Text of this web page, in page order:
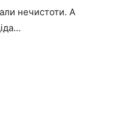
нечистоти. А